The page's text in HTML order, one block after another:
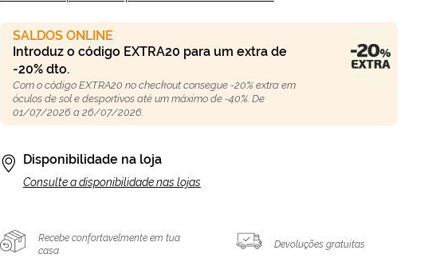
SALDOS ONLINE
Introduz o código EXTRA20 para um extra de
-20% dto.
Com o código EXTRA20 no checkout consegue -20% extra em
óculos de sol e desportivos até um máximo de -40%. De
01/07/2026 a 26/07/2026.
Disponibilidade na loja
Consulte a disponibilidade nas lojas
Recebe confortavelmente em tua
casa
Devoluções gratuitas